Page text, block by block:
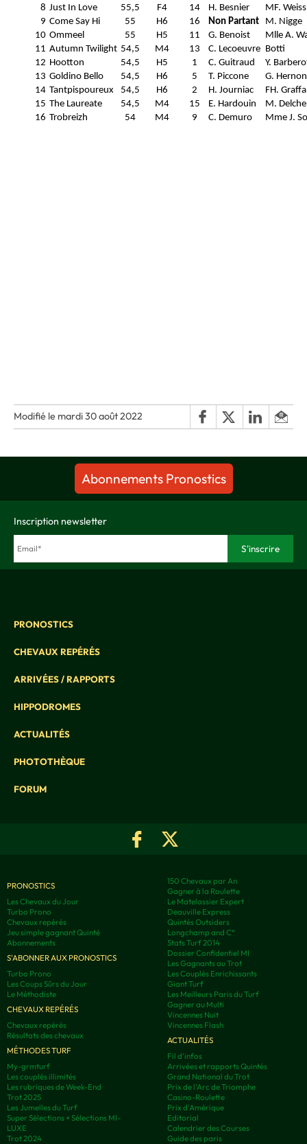
8 Just In Love 55,5 F4 14 H. Besnier
MF.
9 Come Say Hi 55 H6 16 Non Partant
M. Nigge
10 Ommeel 55 H5 11 G. Benoist
Mlle A.
11 Autumn Twilight 54,5 M4 13 C. Lecoeuvre Botti
12 Hootton 54,5 H5 1 C. Guitraud
Y.
13 Goldino Bello 54,5 H6 5 T. Piccone
G. Hernon
14 Tantpispoureux 54,5 H6 2 H. Journiac
FH.
15 The Laureate 54,5 M4 15 E. Hardouin
M.
16 Trobreizh 54 M4 9 C. Demuro Mme J.
Modifié le mardi 30 août 2022
Abonnements Pronostics
Inscription newsletter
PRONOSTICS
CHEVAUX REPÉRÉS
ARRIVÉES / RAPPORTS
HIPPODROMES
ACTUALITÉS
PHOTOTHÈQUE
FORUM
PRONOSTICS
Les Chevaux du Jour
Turbo Prono
Chevaux repérés
Jeu simple gagnant Quinté
Abonnements
S'ABONNER AUX PRONOSTICS
Turbo Prono
Les Coups Sûrs du Jour
Le Méthodiste
CHEVAUX REPÉRÉS
Chevaux repérés
Résultats des chevaux
MÉTHODES TURF
My-grmturf
Les couplés illimités
Les rubriques de Week-End
Trot 2025
Les Jumelles du Turf
Super Sélections + Sélections MI-
LUXE
Trot 2024
150 Chevaux par An
Gagner à la Roulette
Le Matelassier Expert
Deauville Express
Quintés Outsiders
Longchamp and C°
Stats Turf 2014
Dossier Confidentiel MI
Les Gagnants au Trot
Les Couplés Enrichissants
Giant Turf
Les Meilleurs Paris du Turf
Gagner au Multi
Vincennes Nuit
Vincennes Flash
ACTUALITÉS
Fil d'infos
Arrivées et rapports Quintés
Grand National du Trot
Prix de l'Arc de Triomphe
Casino-Roulette
Prix d'Amérique
Editorial
Calendrier des Courses
Guide des paris